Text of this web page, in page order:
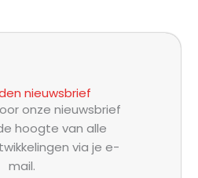
nieuwsbrief
onze nieuwsbrief
hoogte van alle
via je e-
mail.